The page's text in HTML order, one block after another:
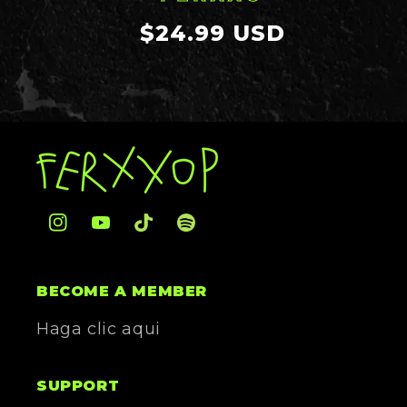
Precio
habitual
$24.99 USD
InstagramYouTubeTikTokTranslation
BECOME A MEMBER
Haga clic aqui
SUPPORT